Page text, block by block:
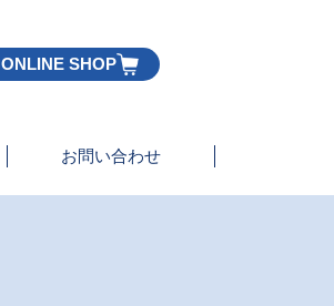
ONLINE SHOP
お問い合わせ